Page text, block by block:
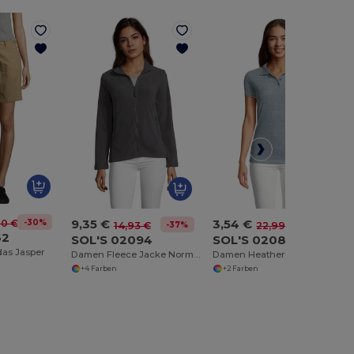
€ -30%
Jasper
9,35 € 14,93 € -37%
SOL'S 02094
Damen Fleece Jacke Norman
+4 Farben
3,54 € 22,99 €
SOL'S 02082
+2 Farben